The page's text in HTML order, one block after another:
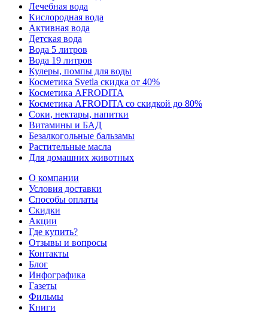
Лечебная вода
Кислородная вода
Активная вода
Детская вода
Вода 5 литров
Вода 19 литров
Кулеры, помпы для воды
Косметика Svetla скидка от 40%
Косметика AFRODITA
Косметика AFRODITA со скидкой до 80%
Соки, нектары, напитки
Витамины и БАД
Безалкогольные бальзамы
Растительные масла
Для домашних животных
О компании
Условия доставки
Способы оплаты
Скидки
Акции
Где купить?
Отзывы и вопросы
Контакты
Блог
Инфографика
Газеты
Фильмы
Книги